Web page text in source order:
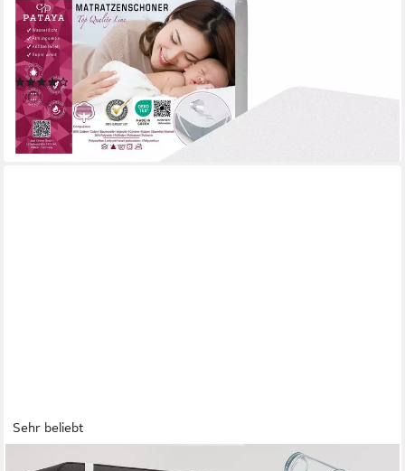
PATAYA
Matratzenschoner, Matratzenauflage wasserdicht,
Matratzenschutz, OEKO-TEX zertifiziert Premium, waschbar, in
alle Größen, ohne Knistern, wasserfest
(427)
ab 5,89 € UVP13,99 €
-58%
lieferbar - in 4-5 Werktagen bei dir
Sehr beliebt
GENTLE NORTH